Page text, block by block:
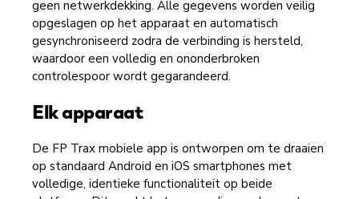
geen netwerkdekking. Alle gegevens worden veilig
opgeslagen op het apparaat en automatisch
gesynchroniseerd zodra de verbinding is hersteld,
waardoor een volledig en ononderbroken
controlespoor wordt gegarandeerd.
Elk apparaat
De FP Trax mobiele app is ontworpen om te draaien
op standaard Android en iOS smartphones met
volledige, identieke functionaliteit op beide